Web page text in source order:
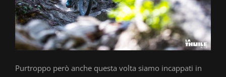
Purtroppo però anche questa volta siamo incappati in